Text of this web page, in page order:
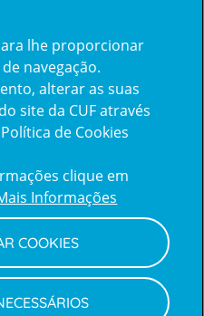
e Cookies
Termos e Condições
lhe proporcionar
navegação.
alterar as suas
site da CUF através
de Cookies
clique em
Informações
COOKIES